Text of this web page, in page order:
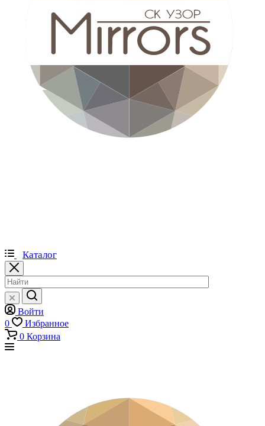
Каталог
Войти
0
Избранное
0 Корзина